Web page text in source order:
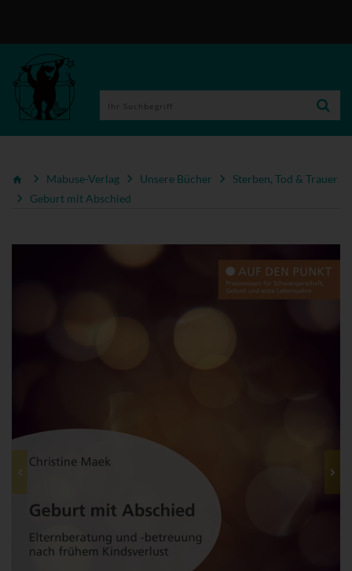
Mabuse-Verlag Unsere Bücher
Sterben, Tod & Trauer
Geburt mit Abschied